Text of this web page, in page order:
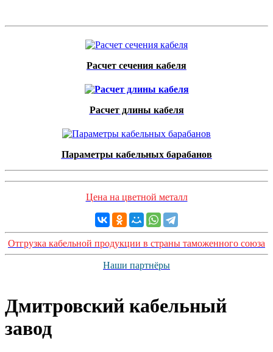
Расчет сечения кабеля
Расчет длины кабеля
Параметры кабельных барабанов
Цена на цветной металл
Отгрузка кабельной продукции в страны таможенного союза
Наши партнёры
Дмитровский кабельный
завод